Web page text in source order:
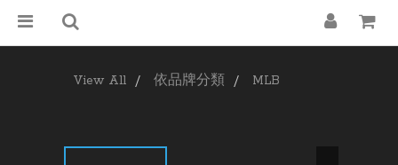
View All 依品牌分類 MLB